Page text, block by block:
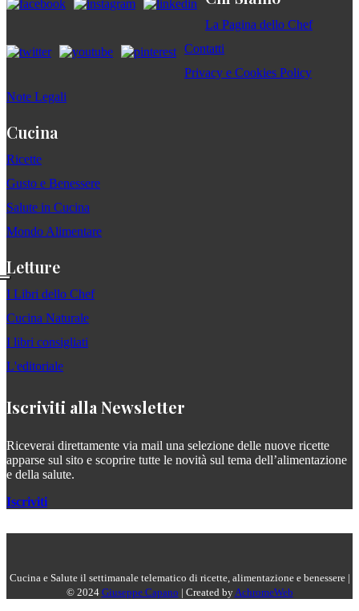
La Pagina dello Chef
Contatti
Privacy e Cookies Policy
Note Legali
Cucina
Ricette
Gusto e Benessere
Salute in Cucina
Mondo Alimentare
Letture
I Libri dello Chef
Cucina Naturale
I libri consigliati
L'editoriale
Iscriviti alla Newsletter
Riceverai direttamente via mail una selezione delle nuove ricette
apparse sul sito e scoprire tutte le novità sul tema dell’alimentazione
e della salute.
Iscriviti
Cucina e Salute il settimanale telematico di ricette, alimentazione e benessere |
© 2024 Giuseppe Capano | Created byAchromeWeb